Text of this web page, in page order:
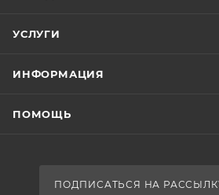
УСЛУГИ
ИНФОРМАЦИЯ
ПОМОЩЬ
ПОДПИСАТЬСЯ НА